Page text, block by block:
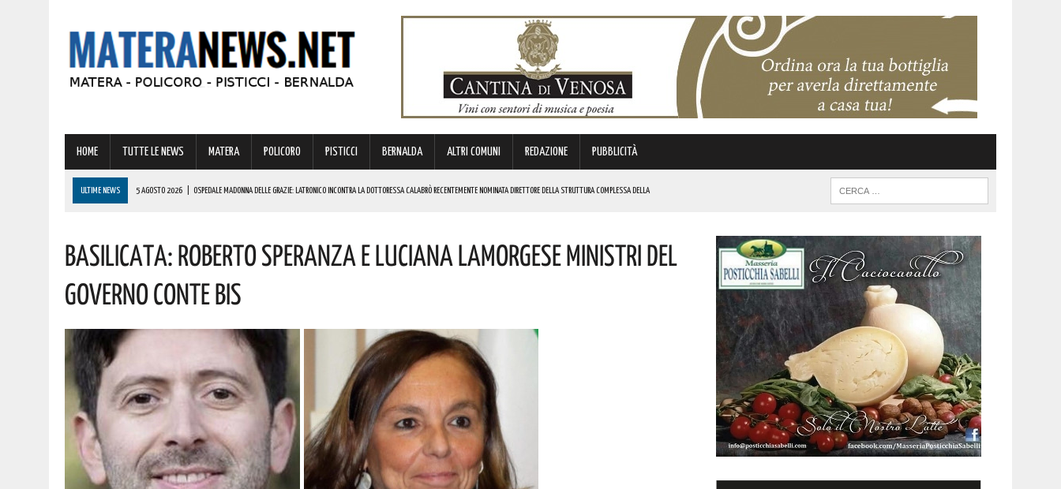
HOME TUTTE LE NEWS MATERA POLICORO PISTICCI BERNALDA ALTRI COMUNI REDAZIONE PUBBLICITÀ
ULTIME NEWS 5 AGOSTO 2026 OSPEDALE MADONNA DELLE GRAZIE: LATRONICO INCONTRA LA DOTTORESSA CALABRÒ RECENTEMENTE NOMINATA DIRETTORE DELLA STRUTTURA COMPLESSA DELLA
5 AGOSTO 2026 | VERTENZA CALLMAT, LA REGIONE: “COMPRENDIAMO LE PREOCCUPAZIONI DEI LAVORATORI E DEI SINDACATI TUTTAVIA IL PERCORSO NON SI È INTERROTTO”. I DETTAGLI
5 AGOSTO 2026 | GRAVE INCENDIO IN BASILICATA! VIGILI DEL FUOCO SUL POSTO DA IERI
Basilicata: Roberto Speranza E Luciana Lamorgese Ministri Del
Governo Conte Bis